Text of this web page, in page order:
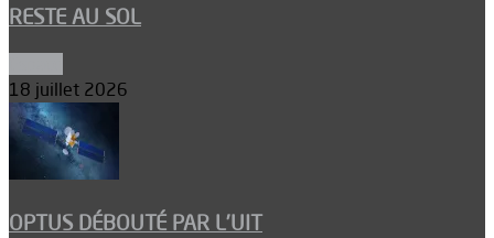
RESTE AU SOL
18 juillet 2026
OPTUS DÉBOUTÉ PAR L’UIT